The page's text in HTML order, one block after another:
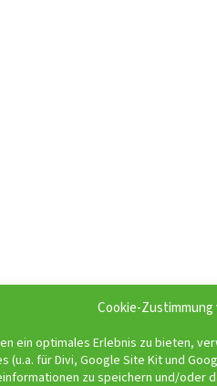
Cookie-
ein optimales Erlebnis zu bieten,
(u.a. für Divi, Google Site Kit und
zu speichern und/oder